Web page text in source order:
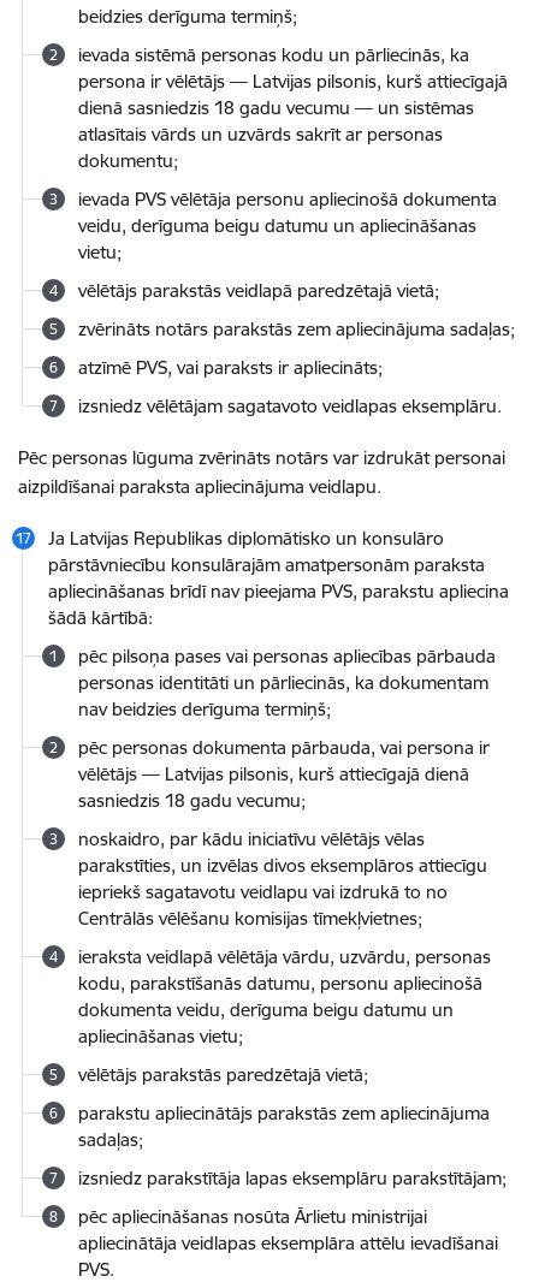
beidzies derīguma termiņš;
ievada sistēmā personas kodu un pārliecinās, ka
persona ir vēlētājs — Latvijas pilsonis, kurš attiecīgajā
dienā sasniedzis 18 gadu vecumu — un sistēmas
atlasītais vārds un uzvārds sakrīt ar personas
dokumentu;
ievada PVS vēlētāja personu apliecinošā dokumenta
veidu, derīguma beigu datumu un apliecināšanas
vietu;
vēlētājs parakstās veidlapā paredzētajā vietā;
zvērināts notārs parakstās zem apliecinājuma sadaļas;
atzīmē PVS, vai paraksts ir apliecināts;
izsniedz vēlētājam sagatavoto veidlapas eksemplāru.
Pēc personas lūguma zvērināts notārs var izdrukāt personai
aizpildīšanai paraksta apliecinājuma veidlapu.
Ja Latvijas Republikas diplomātisko un konsulāro
pārstāvniecību konsulārajām amatpersonām paraksta
apliecināšanas brīdī nav pieejama PVS, parakstu apliecina
šādā kārtībā:
pēc pilsoņa pases vai personas apliecības pārbauda
personas identitāti un pārliecinās, ka dokumentam
nav beidzies derīguma termiņš;
pēc personas dokumenta pārbauda, vai persona ir
vēlētājs — Latvijas pilsonis, kurš attiecīgajā dienā
sasniedzis 18 gadu vecumu;
noskaidro, par kādu iniciatīvu vēlētājs vēlas
parakstīties, un izvēlas divos eksemplāros attiecīgu
iepriekš sagatavotu veidlapu vai izdrukā to no
Centrālās vēlēšanu komisijas tīmekļvietnes;
ieraksta veidlapā vēlētāja vārdu, uzvārdu, personas
kodu, parakstīšanās datumu, personu apliecinošā
dokumenta veidu, derīguma beigu datumu un
apliecināšanas vietu;
vēlētājs parakstās paredzētajā vietā;
parakstu apliecinātājs parakstās zem apliecinājuma
sadaļas;
izsniedz parakstītāja lapas eksemplāru parakstītājam;
pēc apliecināšanas nosūta Ārlietu ministrijai
apliecinātāja veidlapas eksemplāra attēlu ievadīšanai
PVS.